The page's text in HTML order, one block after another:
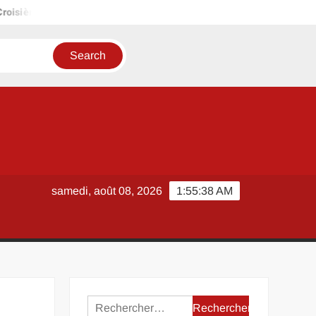
en 2026 : ce qui change vraiment pour les voyageurs
1:55:38 AM
samedi, août 08, 2026
Rechercher :